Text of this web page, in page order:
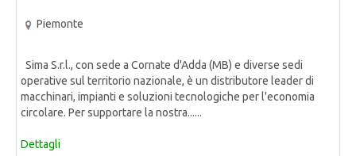
Piemonte
Sima S.r.l., con sede a Cornate d'Adda (MB) e diverse sedi
operative sul territorio nazionale, è un distributore leader di
macchinari, impianti e soluzioni tecnologiche per l'economia
circolare. Per supportare la nostra......
Dettagli